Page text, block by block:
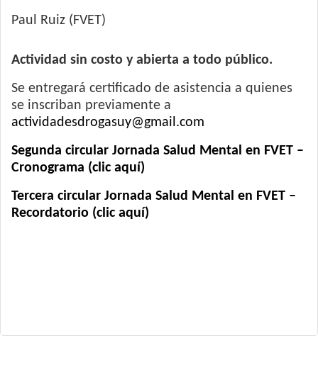
Paul Ruiz (FVET)
Actividad sin costo y abierta a todo público.
Se entregará certificado de asistencia a quienes
se inscriban previamente a
actividadesdrogasuy@gmail.com
Segunda circular Jornada Salud Mental en FVET –
Cronograma (clic aquí)
Tercera circular Jornada Salud Mental en FVET –
Recordatorio (clic aquí)